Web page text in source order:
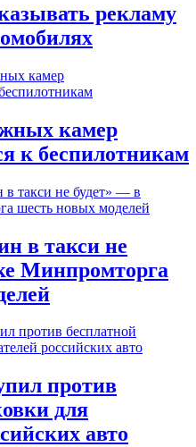
рекламу
камер
к беспилотникам
в такси не
Минпромторга
против
для
авто